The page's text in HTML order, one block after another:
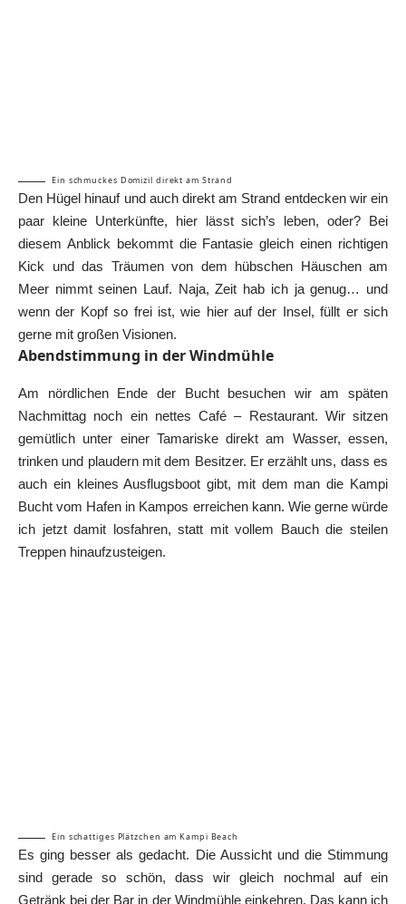
Ein schmuckes Domizil direkt am Strand
Den Hügel hinauf und auch direkt am Strand entdecken wir ein
paar kleine Unterkünfte, hier lässt sich’s leben, oder? Bei
diesem Anblick bekommt die Fantasie gleich einen richtigen
Kick und das Träumen von dem hübschen Häuschen am
Meer nimmt seinen Lauf. Naja, Zeit hab ich ja genug… und
wenn der Kopf so frei ist, wie hier auf der Insel, füllt er sich
gerne mit großen Visionen.
Abendstimmung in der Windmühle
Am nördlichen Ende der Bucht besuchen wir am späten
Nachmittag noch ein nettes Café – Restaurant. Wir sitzen
gemütlich unter einer Tamariske direkt am Wasser, essen,
trinken und plaudern mit dem Besitzer. Er erzählt uns, dass es
auch ein kleines Ausflugsboot gibt, mit dem man die Kampi
Bucht vom Hafen in Kampos erreichen kann. Wie gerne würde
ich jetzt damit losfahren, statt mit vollem Bauch die steilen
Treppen hinaufzusteigen.
Ein schattiges Plätzchen am Kampi Beach
Es ging besser als gedacht. Die Aussicht und die Stimmung
sind gerade so schön, dass wir gleich nochmal auf ein
Getränk bei der Bar in der Windmühle einkehren. Das kann ich